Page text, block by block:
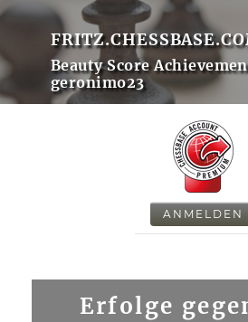
Beauty Score
geronimo23
ANMELDEN
Erfolge